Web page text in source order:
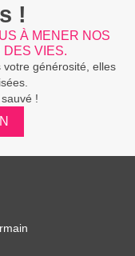
!
À MENER NOS
VIES.
générosité, elles
!